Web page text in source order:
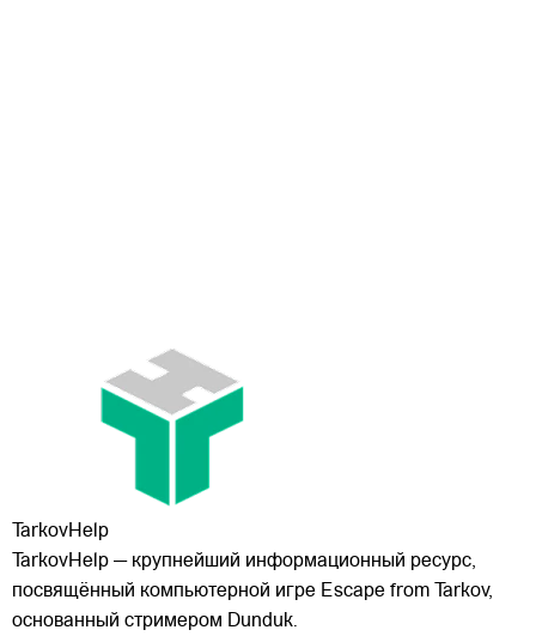
TarkovHelp
TarkovHelp — крупнейший информационный ресурс,
посвящённый компьютерной игре Escape from Tarkov,
основанный стримером Dunduk.